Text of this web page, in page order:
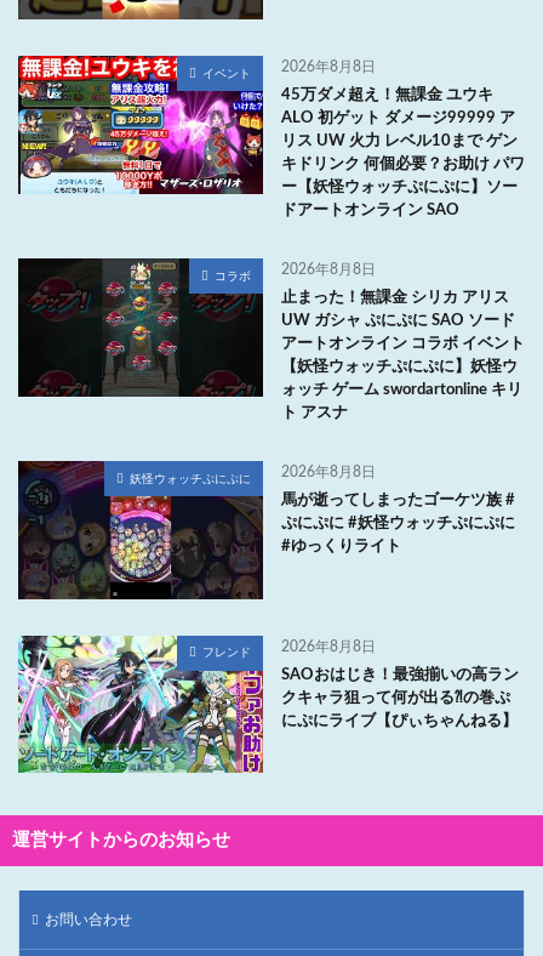
イベント 2026年8月8日
45万ダメ超え！無課金 ユウキ
ALO 初ゲット ダメージ99999 ア
リス UW 火力 レベル10まで ゲン
キドリンク 何個必要？お助け パワ
ー【妖怪ウォッチぷにぷに】ソー
ドアートオンライン SAO
コラボ 2026年8月8日
止まった！無課金 シリカ アリス
UW ガシャ ぷにぷに SAO ソード
アートオンライン コラボ イベント
【妖怪ウォッチぷにぷに】妖怪ウ
ォッチ ゲーム swordartonline キリ
ト アスナ
妖怪ウォッチぷにぷに 2026年8月8日
馬が逝ってしまったゴーケツ族 #
ぷにぷに #妖怪ウォッチぷにぷに
#ゆっくりライト
フレンド 2026年8月8日
SAOおはじき！最強揃いの高ラン
クキャラ狙って何が出る⁈の巻ぷ
にぷにライブ【ぴぃちゃんねる】
運営サイトからのお知らせ
お問い合わせ